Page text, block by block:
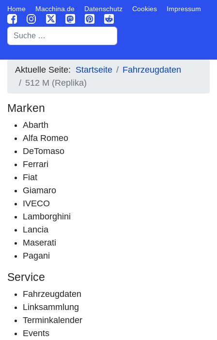
Home Macchina.de Datenschutz Cookies Impressum
Suchen
Aktuelle Seite: Startseite
Fahrzeugdaten
512 M (Replika)
Marken
Abarth
Alfa Romeo
DeTomaso
Ferrari
Fiat
Giamaro
IVECO
Lamborghini
Lancia
Maserati
Pagani
Service
Fahrzeugdaten
Linksammlung
Terminkalender
Events